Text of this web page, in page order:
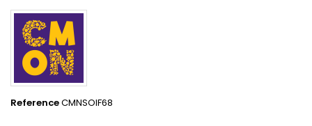
ReferenceCMNSOIF68